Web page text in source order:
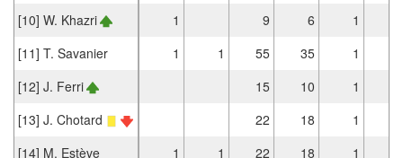
[10] W. Khazri 1 9 6 1
[11] T. Savanier
1 1 55 35 1
[12] J. Ferri
15 10 1
[13] J. Chotard
22 18 1
[14] M. Estève
1 1 22 18
1